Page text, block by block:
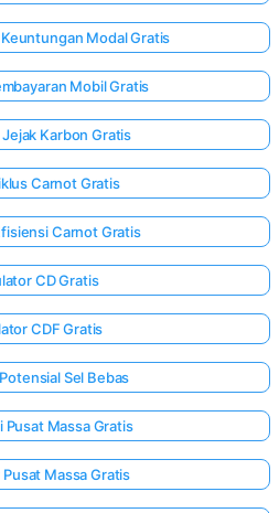
Modal Gratis
Mobil Gratis
Karbon Gratis
Carnot Gratis
Carnot Gratis
CD Gratis
CDF Gratis
Sel Bebas
Pusat Massa Gratis
Massa Gratis